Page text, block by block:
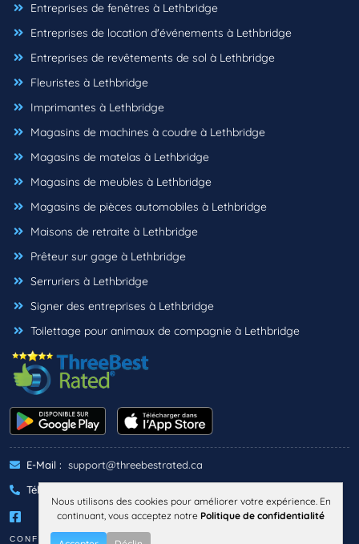
Entreprises de fenêtres à Lethbridge
Entreprises de location d'événements à Lethbridge
Entreprises de revêtements de sol à Lethbridge
Fleuristes à Lethbridge
Imprimantes à Lethbridge
Magasins de machines à coudre à Lethbridge
Magasins de matelas à Lethbridge
Magasins de meubles à Lethbridge
Magasins de pièces automobiles à Lethbridge
Maisons de retraite à Lethbridge
Prêteur sur gage à Lethbridge
Serruriers à Lethbridge
Signer des entreprises à Lethbridge
Toilettage pour animaux de compagnie à Lethbridge
E-Mail : support@threebestrated.ca
Téléphone :
CONFIDENTIALITÉ TERMES
Nous utilisons des cookies pour améliorer votre expérience. En
continuant, vous acceptez notre Politique de confidentialité